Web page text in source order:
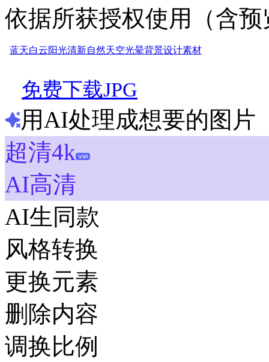
依据所获授权使用（含
蓝天白云阳光清新自然天空光晕背景设计素材
免费下载JPG
用AI处理成想要的图片
超清4k
AI高清
AI生同款
风格转换
更换元素
删除内容
调换比例